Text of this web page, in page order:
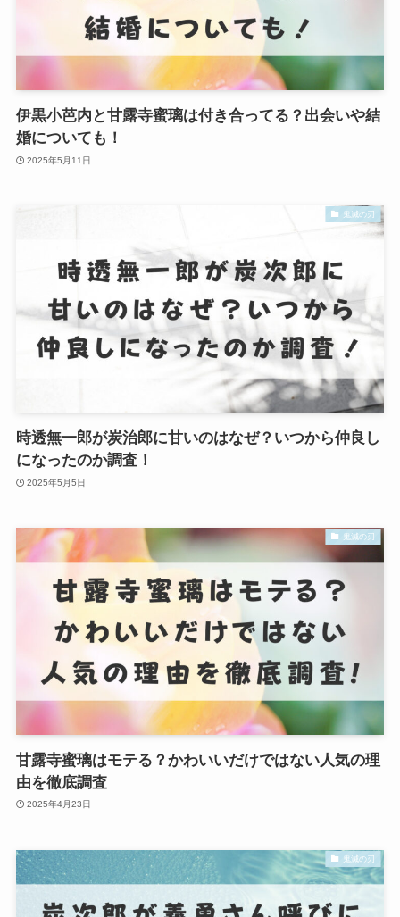
伊黒小芭内と甘露寺蜜璃は付き合ってる？出会いや結
婚についても！
2025年5月11日
鬼滅の刃
時透無一郎が炭治郎に甘いのはなぜ？いつから仲良し
になったのか調査！
2025年5月5日
鬼滅の刃
甘露寺蜜璃はモテる？かわいいだけではない人気の理
由を徹底調査
2025年4月23日
鬼滅の刃